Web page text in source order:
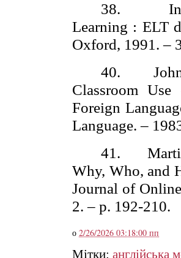
38.
Learning : ELT
Oxford, 1991. –
40.
Classroom
Foreign
Language. –
41.
Why, Who, and
Journal of
2. – p. 192-210.
о 2/26/2026 03:18:00 пп
Мітки: англійська